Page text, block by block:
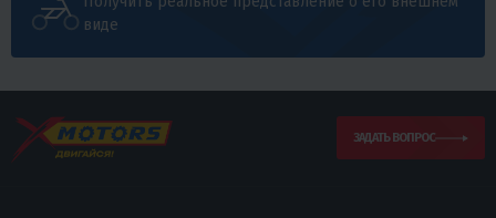
виде
ЗАДАТЬ ВОПРОС